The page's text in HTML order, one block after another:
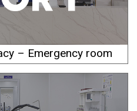
– Emergency room